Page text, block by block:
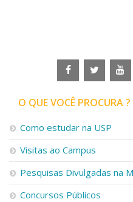
Linhas de Pesquisa
Centros, Núcleos e
Iniciação Científica
Empresas Juniores
Extensão à Comunidade
Projetos, Programas e
Artes, Cultura e Esportes
Museus e Espaços
O QUE VOCÊ PROCURA ?
Como estudar na USP
Visitas ao Campus
Pesquisas Divulgadas na
Concursos Públicos